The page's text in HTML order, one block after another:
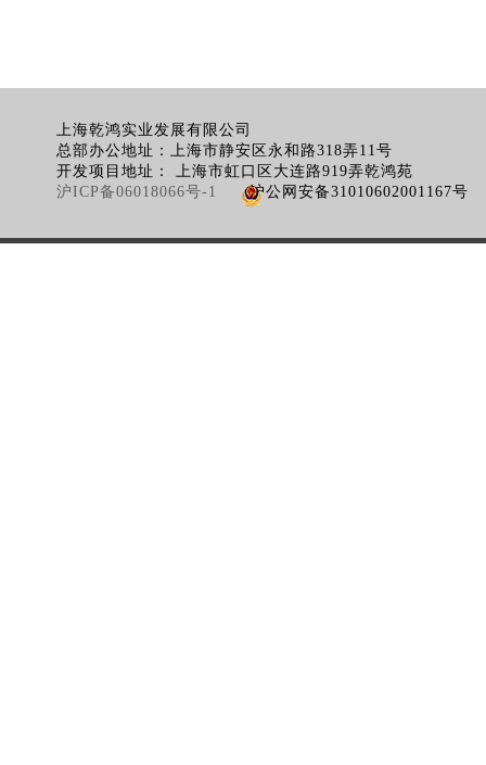
上海乾鸿实业发展有限公司
总部办公地址：上海市静安区永和路318弄11号
开发项目地址： 上海市虹口区大连路919弄乾鸿苑
沪ICP备06018066号-1
沪公网安备31010602001167号